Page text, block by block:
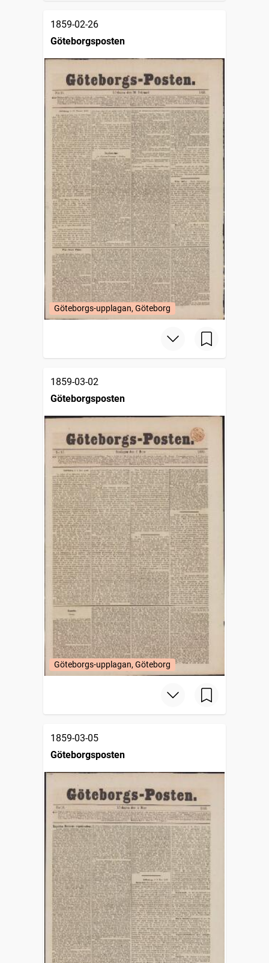
1859-02-26
Göteborgsposten
Göteborgs-upplagan, Göteborg
1859-03-02
Göteborgsposten
Göteborgs-upplagan, Göteborg
1859-03-05
Göteborgsposten